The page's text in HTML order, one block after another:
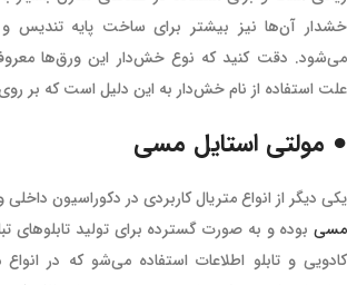
خشدار آن‌ها نیز بیشتر برای ساخت پایه تندیس
می‌شود. دقت کنید که نوع خش‌دار این ورق‌ها
علت استفاده از نام خش‌دار به این دلیل است که بر
● مولتی استایل مسی
یکی دیگر از انواع متریال کاربردی در دکوراسیون داخلی و
مسی بوده و به صورت گسترده برای تولید تابلوهای
‌کادویی و تابلو اطلاعات استفاده می‌شو که در